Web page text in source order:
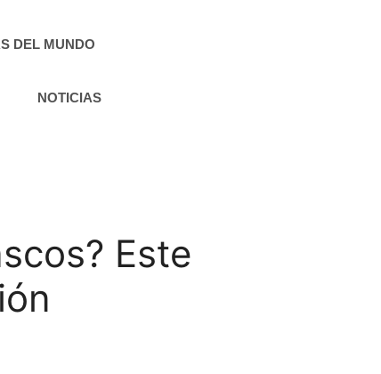
DEL MUNDO
NOTICIAS
Este